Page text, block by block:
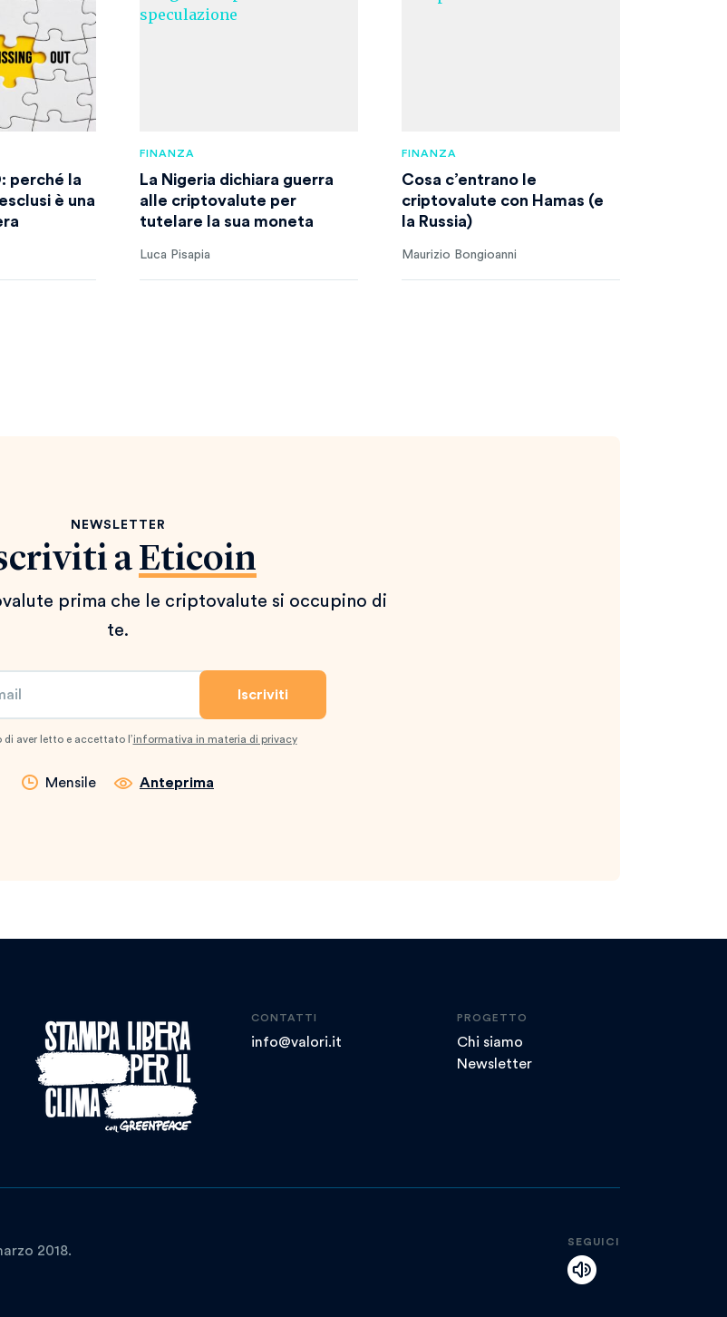
perché la
è una
FINANZA
La Nigeria dichiara guerra
alle criptovalute per
tutelare la sua moneta
Luca Pisapia
FINANZA
Cosa c’entrano le
criptovalute con Hamas (e
la Russia)
Maurizio Bongioanni
NEWSLETTER
a Eticoin
prima che le criptovalute si occupino di
te.
di aver letto e accettato l’informativa in materia di privacy
Mensile Anteprima
CONTATTI
info@valori.it
PROGETTO
Chi siamo
Newsletter
2018.
SEGUICI